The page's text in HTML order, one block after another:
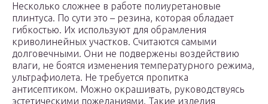
Несколько сложнее в работе полиуретановые
плинтуса. По сути это – резина, которая обладает
гибкостью. Их используют для обрамления
криволинейных участков. Считаются самыми
долговечными. Они не подвержены воздействию
влаги, не боятся изменения температурного режима,
ультрафиолета. Не требуется пропитка
антисептиком. Можно окрашивать, руководствуясь
эстетическими пожеланиями. Такие изделия